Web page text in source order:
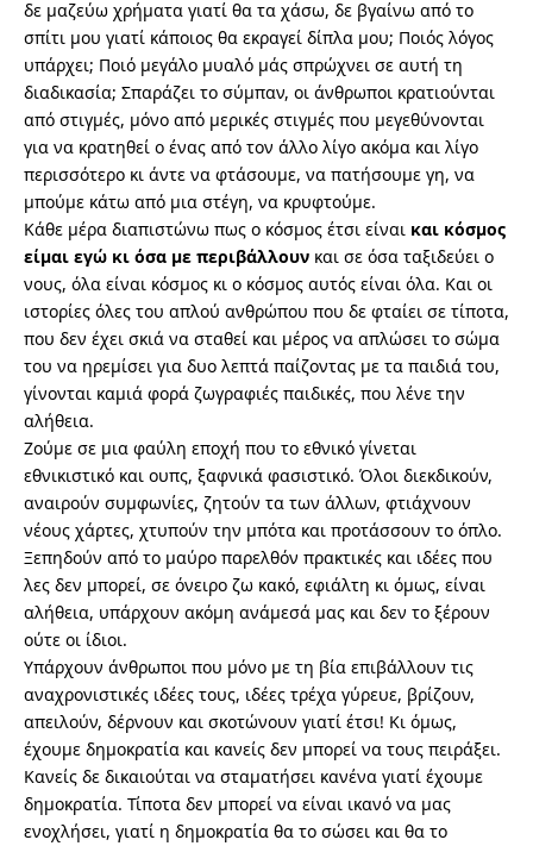
δε μαζεύω χρήματα γιατί θα τα χάσω, δε βγαίνω από το
σπίτι μου γιατί κάποιος θα εκραγεί δίπλα μου; Ποιός λόγος
υπάρχει; Ποιό μεγάλο μυαλό μάς σπρώχνει σε αυτή τη
διαδικασία; Σπαράζει το σύμπαν, οι άνθρωποι κρατιούνται
από στιγμές, μόνο από μερικές στιγμές που μεγεθύνονται
για να κρατηθεί ο ένας από τον άλλο λίγο ακόμα και λίγο
περισσότερο κι άντε να φτάσουμε, να πατήσουμε γη, να
μπούμε κάτω από μια στέγη, να κρυφτούμε.
Κάθε μέρα διαπιστώνω πως ο κόσμος έτσι είναι και κόσμος
είμαι εγώ κι όσα με περιβάλλουν και σε όσα ταξιδεύει ο
νους, όλα είναι κόσμος κι ο κόσμος αυτός είναι όλα. Και οι
ιστορίες όλες του απλού ανθρώπου που δε φταίει σε τίποτα,
που δεν έχει σκιά να σταθεί και μέρος να απλώσει το σώμα
του να ηρεμίσει για δυο λεπτά παίζοντας με τα παιδιά του,
γίνονται καμιά φορά ζωγραφιές παιδικές, που λένε την
αλήθεια.
Ζούμε σε μια φαύλη εποχή που το εθνικό γίνεται
εθνικιστικό και ουπς, ξαφνικά φασιστικό. Όλοι διεκδικούν,
αναιρούν συμφωνίες, ζητούν τα των άλλων, φτιάχνουν
νέους χάρτες, χτυπούν την μπότα και προτάσσουν το όπλο.
Ξεπηδούν από το μαύρο παρελθόν πρακτικές και ιδέες που
λες δεν μπορεί, σε όνειρο ζω κακό, εφιάλτη κι όμως, είναι
αλήθεια, υπάρχουν ακόμη ανάμεσά μας και δεν το ξέρουν
ούτε οι ίδιοι.
Υπάρχουν άνθρωποι που μόνο με τη βία επιβάλλουν τις
αναχρονιστικές ιδέες τους, ιδέες τρέχα γύρευε, βρίζουν,
απειλούν, δέρνουν και σκοτώνουν γιατί έτσι! Κι όμως,
έχουμε δημοκρατία και κανείς δεν μπορεί να τους πειράξει.
Κανείς δε δικαιούται να σταματήσει κανένα γιατί έχουμε
δημοκρατία. Τίποτα δεν μπορεί να είναι ικανό να μας
ενοχλήσει, γιατί η δημοκρατία θα το σώσει και θα το